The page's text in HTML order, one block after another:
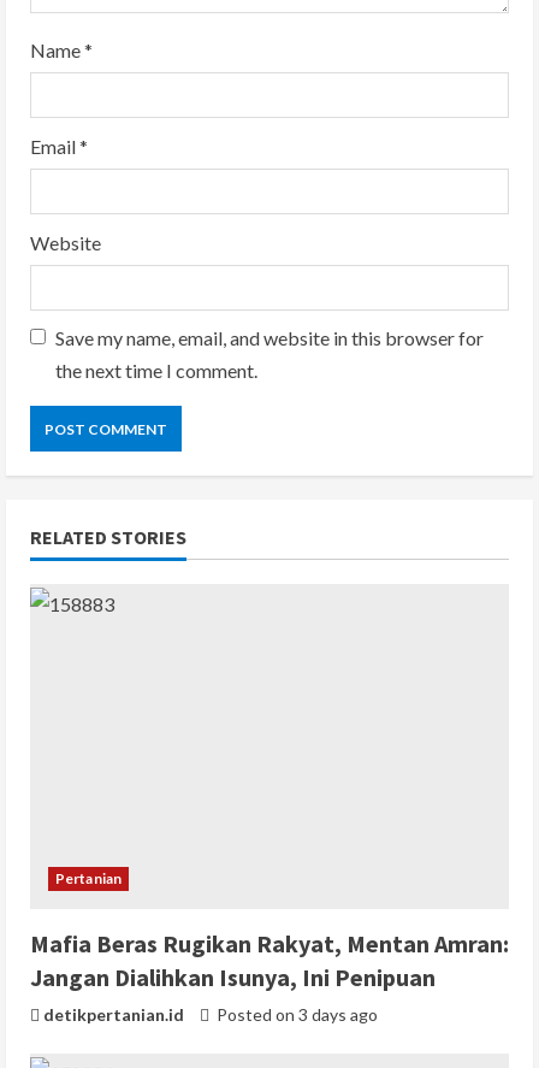
Name*
Email*
Website
Save my name, email, and website in this browser for
the next time I comment.
RELATED STORIES
Pertanian
Mafia Beras Rugikan Rakyat, Mentan Amran:
Jangan Dialihkan Isunya, Ini Penipuan
detikpertanian.id Posted on 3 days ago